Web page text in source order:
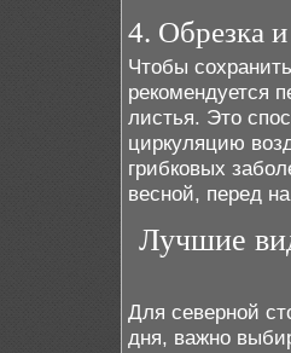
4. Обрезка
Чтобы
рекомендуется
листья. Это
циркуляцию
грибковых
весной, перед
Лучшие
Для северной
дня, важно